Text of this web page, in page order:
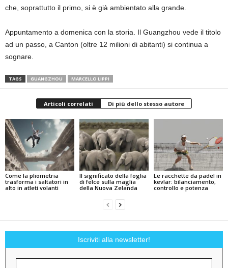
che, soprattutto il primo, si è già ambientato alla grande.
Appuntamento a domenica con la storia. Il Guangzhou vede il titolo
ad un passo, a Canton (oltre 12 milioni di abitanti) si continua a
sognare.
TAGS GUANGZHOU MARCELLO LIPPI
Articoli correlati Di più dello stesso autore
Come la pliometria
trasforma i saltatori in
alto in atleti volanti
Il significato della foglia
di felce sulla maglia
della Nuova Zelanda
Le racchette da padel in
kevlar: bilanciamento,
controllo e potenza
Iscriviti alla newsletter!